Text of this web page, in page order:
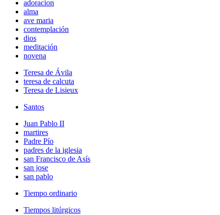
adoracion
alma
ave maria
contemplación
dios
meditación
novena
Teresa de Ávila
teresa de calcuta
Teresa de Lisieux
Santos
Juan Pablo II
martires
Padre Pío
padres de la iglesia
san Francisco de Asís
san jose
san pablo
Tiempo ordinario
Tiempos litúrgicos